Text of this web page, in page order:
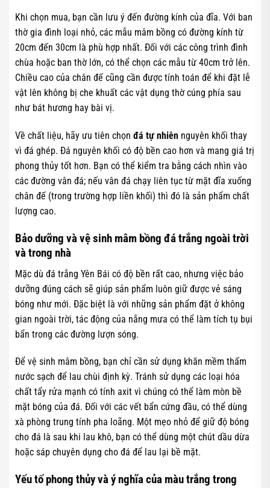
Khi chọn mua, bạn cần lưu ý đến đường kính của đĩa. Với ban
thờ gia đình loại nhỏ, các mẫu mâm bồng có đường kính từ
20cm đến 30cm là phù hợp nhất. Đối với các công trình đình
chùa hoặc ban thờ lớn, có thể chọn các mẫu từ 40cm trở lên.
Chiều cao của chân đế cũng cần được tính toán để khi đặt lễ
vật lên không bị che khuất các vật dụng thờ cúng phía sau
như bát hương hay bài vị.
Về chất liệu, hãy ưu tiên chọn đá tự nhiên nguyên khối thay
vì đá ghép. Đá nguyên khối có độ bền cao hơn và mang giá trị
phong thủy tốt hơn. Bạn có thể kiểm tra bằng cách nhìn vào
các đường vân đá; nếu vân đá chạy liên tục từ mặt đĩa xuống
chân đế (trong trường hợp liền khối) thì đó là sản phẩm chất
lượng cao.
Bảo dưỡng và vệ sinh mâm bồng đá trắng ngoài trời
và trong nhà
Mặc dù đá trắng Yên Bái có độ bền rất cao, nhưng việc bảo
dưỡng đúng cách sẽ giúp sản phẩm luôn giữ được vẻ sáng
bóng như mới. Đặc biệt là với những sản phẩm đặt ở không
gian ngoài trời, tác động của nắng mưa có thể làm tích tụ bụi
bẩn trong các đường lượn sóng.
Để vệ sinh mâm bồng, bạn chỉ cần sử dụng khăn mềm thấm
nước sạch để lau chùi định kỳ. Tránh sử dụng các loại hóa
chất tẩy rửa mạnh có tính axit vì chúng có thể làm mòn bề
mặt bóng của đá. Đối với các vết bẩn cứng đầu, có thể dùng
xà phòng trung tính pha loãng. Một mẹo nhỏ để giữ độ bóng
cho đá là sau khi lau khô, bạn có thể dùng một chút dầu dừa
hoặc sáp chuyên dụng cho đá để lau lại bề mặt.
Yếu tố phong thủy và ý nghĩa của màu trắng trong